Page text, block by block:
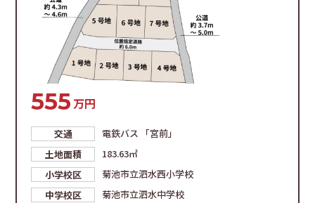
555万円
交通
電鉄バス 「宮前」
土地面積
183.63㎡
小学校区
菊池市立泗水西小学校
中学校区
菊池市立泗水中学校